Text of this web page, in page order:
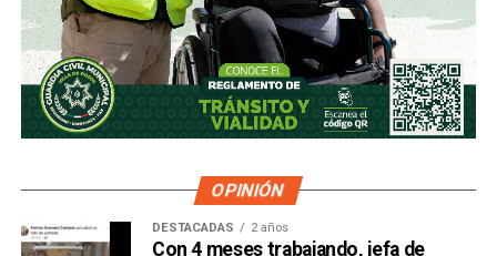
OPINIÓN
DESTACADAS 2 años
Con 4 meses trabajando, jefa de